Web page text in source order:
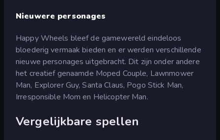
Nieuwere personages
Happy Wheels bleef de gamewereld eindeloos
bloederig vermaak bieden en er werden verschillende
nieuwe personages uitgebracht. Dit zijn onder andere
het creatief genaamde Moped Couple, Lawnmower
Man, Explorer Guy, Santa Claus, Pogo Stick Man,
Irresponsible Mom en Helicopter Man.
Vergelijkbare spellen